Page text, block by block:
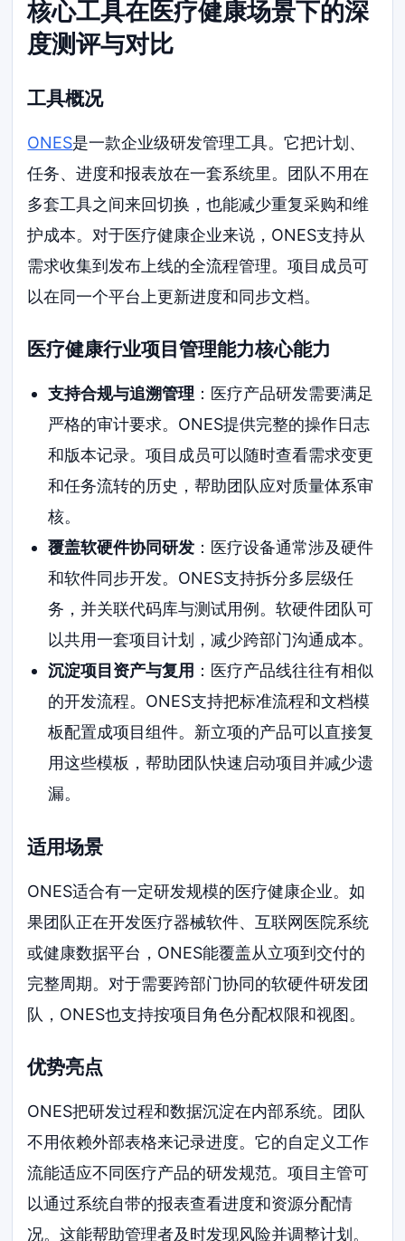
核心工具在医疗健康场景下的深
度测评与对比
工具概况
ONES是一款企业级研发管理工具。它把计划、
任务、进度和报表放在一套系统里。团队不用在
多套工具之间来回切换，也能减少重复采购和维
护成本。对于医疗健康企业来说，ONES支持从
需求收集到发布上线的全流程管理。项目成员可
以在同一个平台上更新进度和同步文档。
医疗健康行业项目管理能力核心能力
支持合规与追溯管理 ：医疗产品研发需要满足
严格的审计要求。ONES提供完整的操作日志
和版本记录。项目成员可以随时查看需求变更
和任务流转的历史，帮助团队应对质量体系审
核。
覆盖软硬件协同研发：医疗设备通常涉及硬件
和软件同步开发。ONES支持拆分多层级任
务，并关联代码库与测试用例。软硬件团队可
以共用一套项目计划，减少跨部门沟通成本。
沉淀项目资产与复用 ：医疗产品线往往有相似
的开发流程。ONES支持把标准流程和文档模
板配置成项目组件。新立项的产品可以直接复
用这些模板，帮助团队快速启动项目并减少遗
漏。
适用场景
ONES适合有一定研发规模的医疗健康企业。如
果团队正在开发医疗器械软件、互联网医院系统
或健康数据平台，ONES能覆盖从立项到交付的
完整周期。对于需要跨部门协同的软硬件研发团
队，ONES也支持按项目角色分配权限和视图。
优势亮点
ONES把研发过程和数据沉淀在内部系统。团队
不用依赖外部表格来记录进度。它的自定义工作
流能适应不同医疗产品的研发规范。项目主管可
以通过系统自带的报表查看进度和资源分配情
况。这能帮助管理者及时发现风险并调整计划。